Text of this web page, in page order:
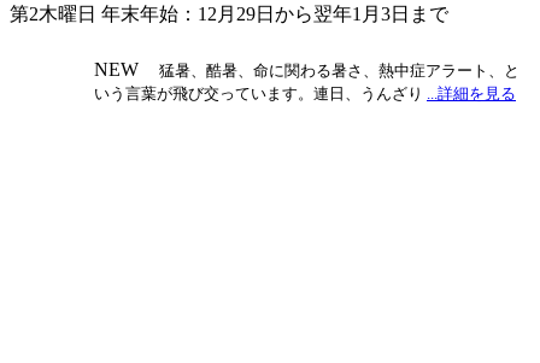
第2木曜日 年末年始：12月29日から翌年1月3日まで
NEW
猛暑、酷暑、命に関わる暑さ、熱中症アラート、と
いう言葉が飛び交っています。連日、うんざり ...詳細を見る